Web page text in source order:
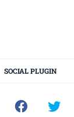
SOCIAL PLUGIN